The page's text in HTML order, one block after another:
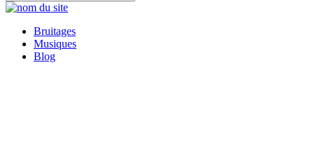
Bruitages
Musiques
Blog